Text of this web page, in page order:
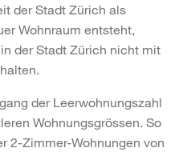
der Stadt Zürich als
Wohnraum entsteht,
der Stadt Zürich nicht mit
der Leerwohnungszahl
Wohnungsgrössen. So
2-Zimmer-Wohnungen von